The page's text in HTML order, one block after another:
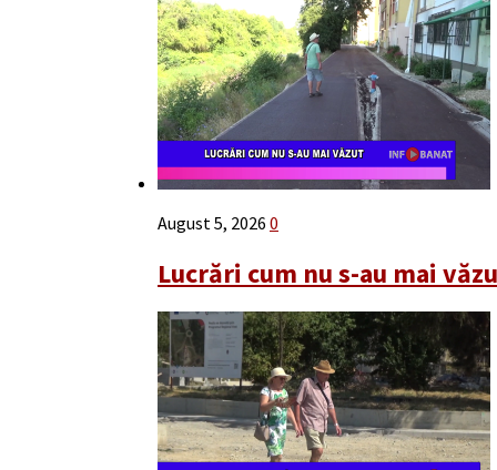
August 5, 2026 0
Lucrări cum nu s-au mai